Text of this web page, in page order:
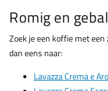
Romig en
Zoek je een koffie met een
dan eens naar:
Lavazza Crema e